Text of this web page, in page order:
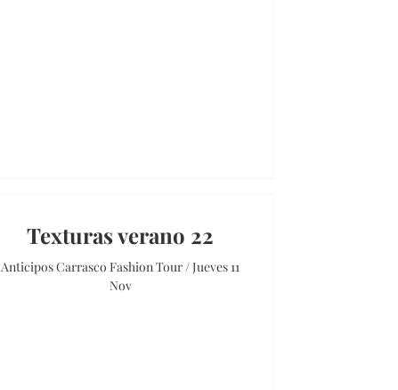
Texturas verano 22
Anticipos Carrasco Fashion Tour / Jueves 11
Nov